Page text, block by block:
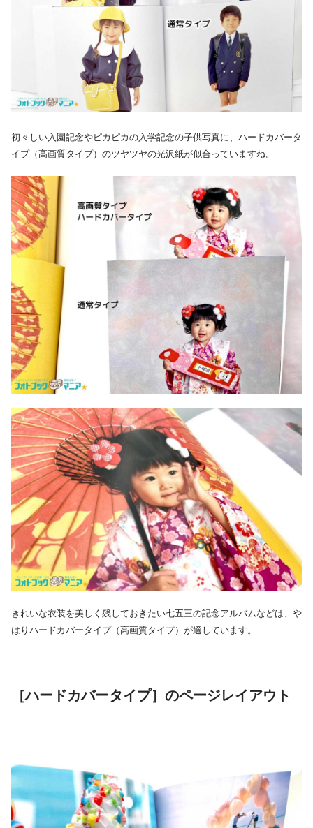
初々しい入園記念やピカピカの入学記念の子供写真に、ハードカバータ
イプ（高画質タイプ）のツヤツヤの光沢紙が似合っていますね。
きれいな衣装を美しく残しておきたい七五三の記念アルバムなどは、や
はりハードカバータイプ（高画質タイプ）が適しています。
［ハードカバータイプ］のページレイアウト